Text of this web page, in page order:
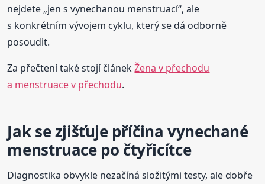
nejdete „jen s vynechanou menstruací“, ale
s konkrétním vývojem cyklu, který se dá odborně
posoudit.
Za přečtení také stojí článekŽena v přechodu
a menstruace v přechodu.
Jak se zjišťuje příčina vynechané
menstruace po čtyřicítce
Diagnostika obvykle nezačíná složitými testy, ale dobře